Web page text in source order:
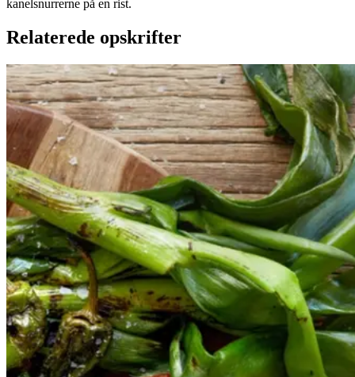
kanelsnurrerne på en rist.
Relaterede opskrifter
CatalanskCatalansk
bønnesalatbønnesala
t medmed
grilledegrillede
grøntsagergrøntsage
r ogog salbitxada-
saucesalbitxada-
sauce
Gem opskrift